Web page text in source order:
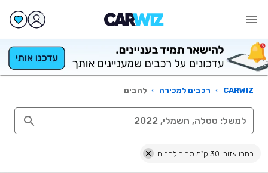
CARWIZ
› רכבים למכירה › להבים
בחרו אזור: 30 ק"מ סביב להבים